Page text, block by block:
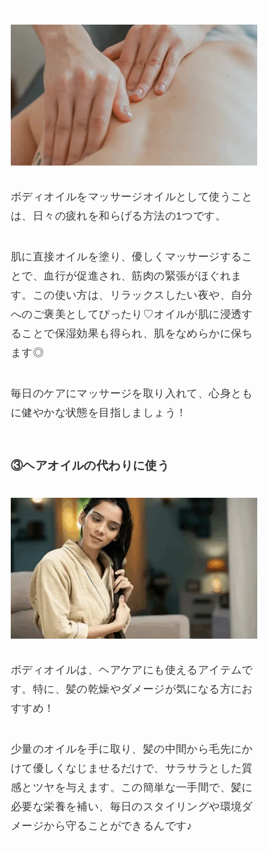
ボディオイルをマッサージオイルとして使うこと
は、日々の疲れを和らげる方法の1つです。
肌に直接オイルを塗り、優しくマッサージするこ
とで、血行が促進され、筋肉の緊張がほぐれま
す。この使い方は、リラックスしたい夜や、自分
へのご褒美としてぴったり♡オイルが肌に浸透す
ることで保湿効果も得られ、肌をなめらかに保ち
ます◎
毎日のケアにマッサージを取り入れて、心身とも
に健やかな状態を目指しましょう！
③ヘアオイルの代わりに使う
ボディオイルは、ヘアケアにも使えるアイテムで
す。特に、髪の乾燥やダメージが気になる方にお
すすめ！
少量のオイルを手に取り、髪の中間から毛先にか
けて優しくなじませるだけで、サラサラとした質
感とツヤを与えます。この簡単な一手間で、髪に
必要な栄養を補い、毎日のスタイリングや環境ダ
メージから守ることができるんです♪